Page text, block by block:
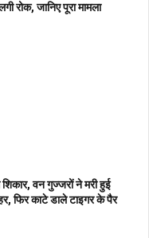
रोक, जानिए पूरा मामला
वन गुज्जरों ने मरी हुई
फिर काटे डाले टाइगर के पैर